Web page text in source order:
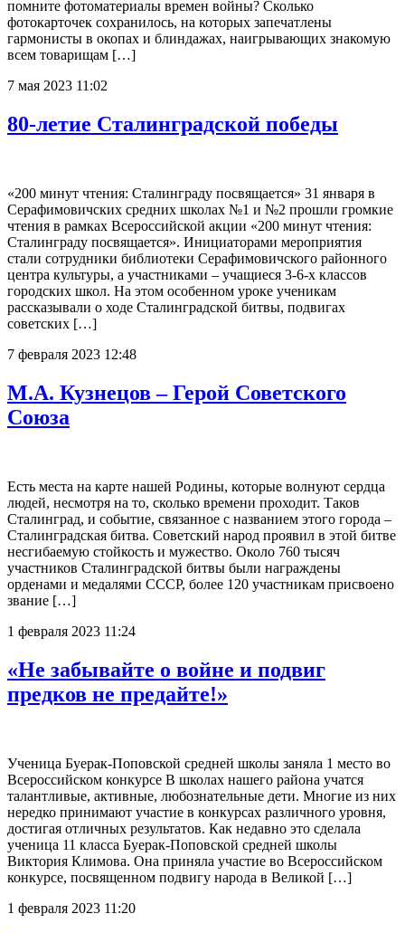
помните фотоматериалы времен войны? Сколько
фотокарточек сохранилось, на которых запечатлены
гармонисты в окопах и блиндажах, наигрывающих знакомую
всем товарищам […]
7 мая 2023 11:02
80-летие Сталинградской победы
«200 минут чтения: Сталинграду посвящается» 31 января в
Серафимовичских средних школах №1 и №2 прошли громкие
чтения в рамках Всероссийской акции «200 минут чтения:
Сталинграду посвящается». Инициаторами мероприятия
стали сотрудники библиотеки Серафимовичского районного
центра культуры, а участниками – учащиеся 3-6-х классов
городских школ. На этом особенном уроке ученикам
рассказывали о ходе Сталинградской битвы, подвигах
советских […]
7 февраля 2023 12:48
М.А. Кузнецов – Герой Советского
Союза
Есть места на карте нашей Родины, которые волнуют сердца
людей, несмотря на то, сколько времени проходит. Таков
Сталинград, и событие, связанное с названием этого города –
Сталинградская битва. Советский народ проявил в этой битве
несгибаемую стойкость и мужество. Около 760 тысяч
участников Сталинградской битвы были награждены
орденами и медалями СССР, более 120 участникам присвоено
звание […]
1 февраля 2023 11:24
«Не забывайте о войне и подвиг
предков не предайте!»
Ученица Буерак-Поповской средней школы заняла 1 место во
Всероссийском конкурсе В школах нашего района учатся
талантливые, активные, любознательные дети. Многие из них
нередко принимают участие в конкурсах различного уровня,
достигая отличных результатов. Как недавно это сделала
ученица 11 класса Буерак-Поповской средней школы
Виктория Климова. Она приняла участие во Всероссийском
конкурсе, посвященном подвигу народа в Великой […]
1 февраля 2023 11:20